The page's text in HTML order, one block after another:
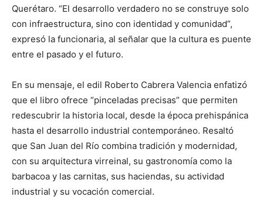
Querétaro. “El desarrollo verdadero no se construye solo
con infraestructura, sino con identidad y comunidad”,
expresó la funcionaria, al señalar que la cultura es puente
entre el pasado y el futuro.
En su mensaje, el edil Roberto Cabrera Valencia enfatizó
que el libro ofrece “pinceladas precisas” que permiten
redescubrir la historia local, desde la época prehispánica
hasta el desarrollo industrial contemporáneo. Resaltó
que San Juan del Río combina tradición y modernidad,
con su arquitectura virreinal, su gastronomía como la
barbacoa y las carnitas, sus haciendas, su actividad
industrial y su vocación comercial.